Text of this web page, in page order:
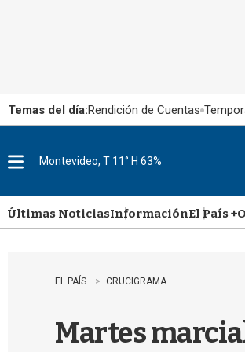
Temas del día:Rendición de Cuentas
u
Montevideo, T 11° H 63%
Últimas NoticiasInformaciónEl País +
EL PAÍS CRUCIGRAMA
Martes